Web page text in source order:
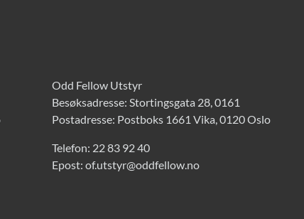
Odd Fellow Utstyr
Besøksadresse: Stortingsgata 28, 0161
Postadresse: Postboks 1661 Vika, 0120 Oslo
Telefon: 22 83 92 40
Epost: of.utstyr@oddfellow.no